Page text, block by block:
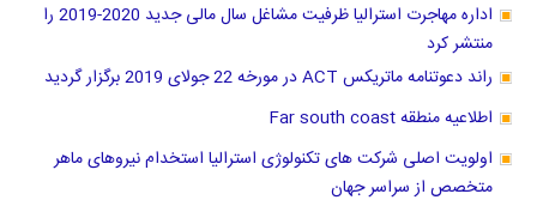
اداره مهاجرت استرالیا ظرفیت مشاغل سال مالی جدید 2020-2019 را
منتشر کرد
راند دعوتنامه ماتریکس ACT در مورخه 22 جولای 2019 برگزار گردید
اطلاعیه منطقه Far south coast
اولویت اصلی شرکت های تکنولوژی استرالیا استخدام نیروهای ماهر
متخصص از سراسر جهان